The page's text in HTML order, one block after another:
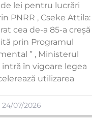
lei pentru lucrări
PNRR , Cseke Attila:
cea de-a 85-a creșă
prin Programul
” , Ministerul
intră în vigoare legea
utilizarea
24/07/2026